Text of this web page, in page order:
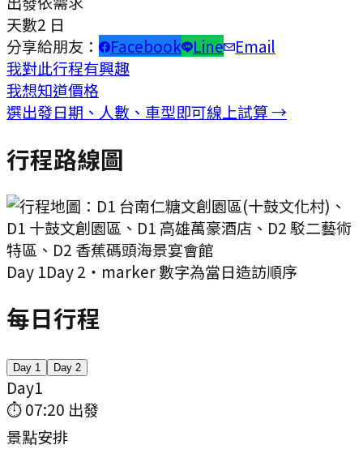
天數2 日
分享給朋友：
Facebook Line
Email
我對此行程有興趣
我想知道價格
選出發日期、人數、車型即可線上試算 →
行程路線圖
Day 1Day2 ・marker 數字為當日造訪順序
每日行程
Day 1 Day 2
Day1
⏱07:20 出發
景點安排